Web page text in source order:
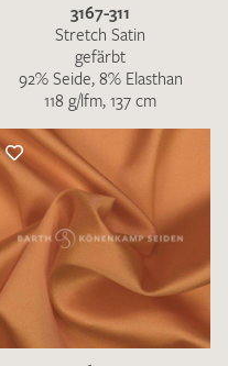
3167-311
Stretch Satin
gefärbt
92% Seide, 8% Elasthan
118 g/lfm, 137 cm